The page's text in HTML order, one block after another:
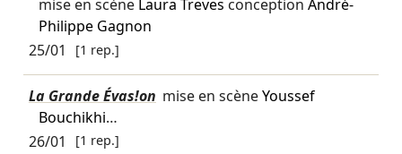
mise en scène Laura Treves conception André-
Philippe Gagnon
25/01
[1 rep.]
La Grande Évas!on mise en scèneYoussef
Bouchikhi…
26/01
[1 rep.]